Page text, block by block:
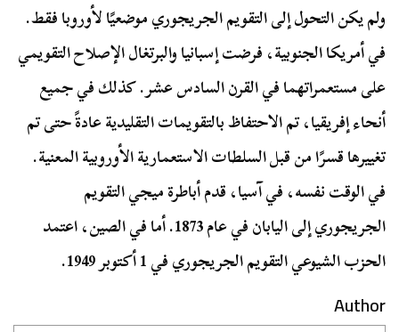
ولم يكن التحول إلى التقويم الجريجوري موضعيًا لأوروبا فقط.
في أمريكا الجنوبية، فرضت إسبانيا والبرتغال الإصلاح التقويمي
على مستعمراتهما في القرن السادس عشر. كذلك في جميع
أنحاء إفريقيا، تم الاحتفاظ بالتقويمات التقليدية عادةً حتى تم
تغييرها قسرًا من قبل السلطات الاستعمارية الأوروبية المعنية.
في الوقت نفسه، في آسيا، قدم أباطرة ميجي التقويم
الجريجوري إلى اليابان في عام 1873. أما في الصين، اعتمد
الحزب الشيوعي التقويم الجريجوري في 1 أكتوبر 1949.
Author